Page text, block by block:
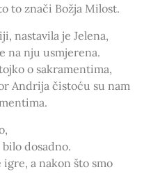
to znači Božja Milost.
nastavila je Jelena,
na nju usmjerena.
o sakramentima,
Andrija čistoću su nam
dosadno.
a nakon što smo